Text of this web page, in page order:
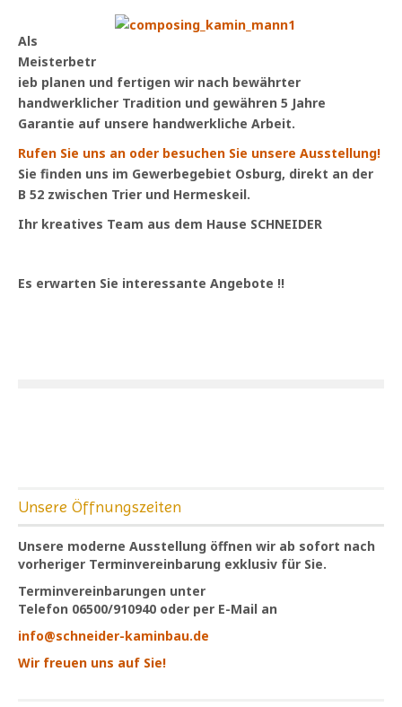
Als
Meisterbetr
ieb planen und fertigen wir nach bewährter
handwerklicher Tradition und gewähren 5 Jahre
Garantie auf unsere handwerkliche Arbeit.
Rufen Sie uns an oder besuchen Sie unsere Ausstellung!
Sie finden uns im Gewerbegebiet Osburg, direkt an der
B 52 zwischen Trier und Hermeskeil.
Ihr kreatives Team aus dem Hause SCHNEIDER
Es erwarten Sie interessante Angebote !!
Unsere Öffnungszeiten
Unsere moderne Ausstellung öffnen wir ab sofort nach
vorheriger Terminvereinbarung exklusiv für Sie.
Terminvereinbarungen unter
Telefon 06500/910940 oder per E-Mail an
info@schneider-kaminbau.de
Wir freuen uns auf Sie!